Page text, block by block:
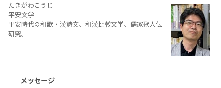
たきがわこうじ
平安文学
平安時代の和歌・漢詩文、和漢比較文学、儒家歌人伝
研究。
メッセージ